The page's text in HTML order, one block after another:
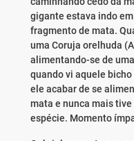
gigante estava indo
fragmento de mata.
uma Coruja orelhuda
alimentando-se de
quando vi aquele
ele acabar de se
mata e nunca mais
espécie. Momento